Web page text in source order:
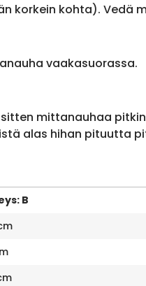
korkein kohta). Vedä
vaakasuorassa.
mittanauhaa
alas hihan pituutta
B